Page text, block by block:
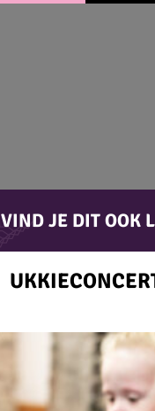
VIND JE DIT OOK